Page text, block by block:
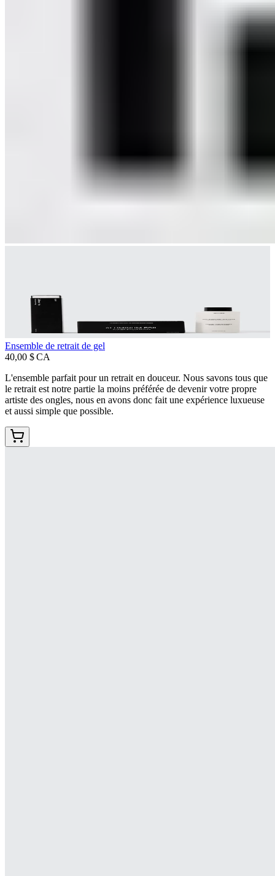
Ensemble de retrait de gel
40,00 $ CA
L'ensemble parfait pour un retrait en douceur. Nous savons tous que
le retrait est notre partie la moins préférée de devenir votre propre
artiste des ongles, nous en avons donc fait une expérience luxueuse
et aussi simple que possible.